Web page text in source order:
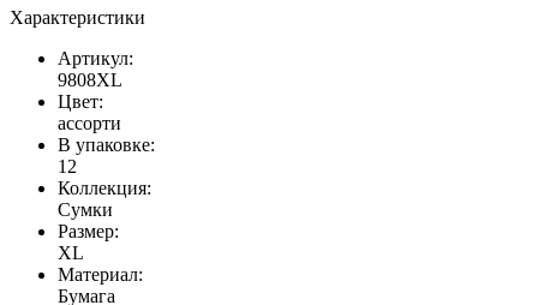
Характеристики
Артикул:
9808XL
Цвет:
ассорти
В упаковке:
12
Коллекция:
Сумки
Размер:
XL
Материал:
Бумага